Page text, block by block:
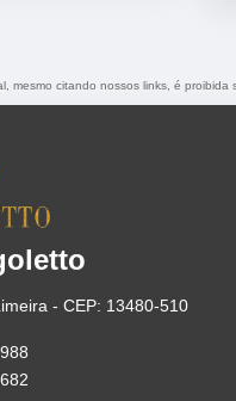
mesmo citando nossos links, é
- CEP: 13480-510